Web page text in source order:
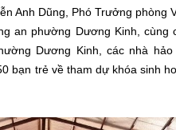
Anh Dũng, Phó Trưởng phòng
an phường Dương Kinh, cùng
Dương Kinh, các nhà
bạn trẻ về tham dự khóa sinh